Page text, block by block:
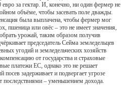
за гектар. И, конечно, ни один фермер не
объёме, чтобы засевать поле дважды.
была выплачена, чтобы фермер мог
пшеница или овёс – это не имеет значения,
урожай, таким образом получив
председатель Сейма земледельцев
угодий и земледельческих хозяйств
от государства и страховые
платежи ЕС, однако это не решает
задерживает и подвергает угрозе
последствиями – уменьшением дохода.